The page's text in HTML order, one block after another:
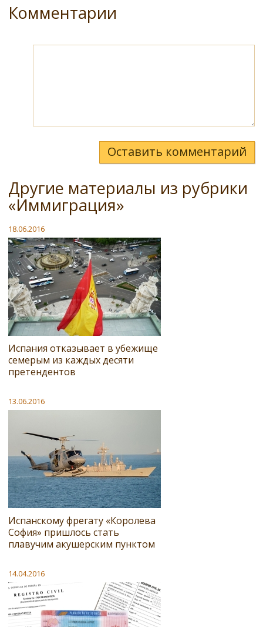
Комментарии
Оставить комментарий
Другие материалы из рубрики
«Иммиграция»
18.06.2016
Испания отказывает в убежище
семерым из каждых десяти
претендентов
13.06.2016
Испанскому фрегату «Королева
София» пришлось стать
плавучим акушерским пунктом
14.04.2016